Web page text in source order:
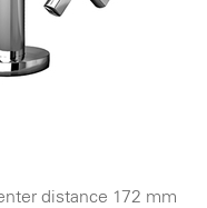
distance 172 mm